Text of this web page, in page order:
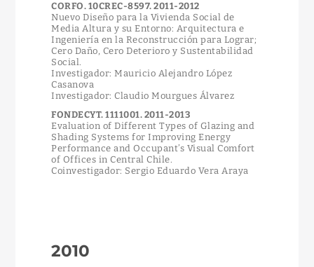
CORFO. 10CREC-8597. 2011-2012
Nuevo Diseño para la Vivienda Social de
Media Altura y su Entorno: Arquitectura e
Ingeniería en la Reconstrucción para Lograr;
Cero Daño, Cero Deterioro y Sustentabilidad
Social.
Investigador: Mauricio Alejandro López
Casanova
Investigador: Claudio Mourgues Álvarez
FONDECYT. 1111001. 2011-2013
Evaluation of Different Types of Glazing and
Shading Systems for Improving Energy
Performance and Occupant’s Visual Comfort
of Offices in Central Chile.
Coinvestigador: Sergio Eduardo Vera Araya
2010